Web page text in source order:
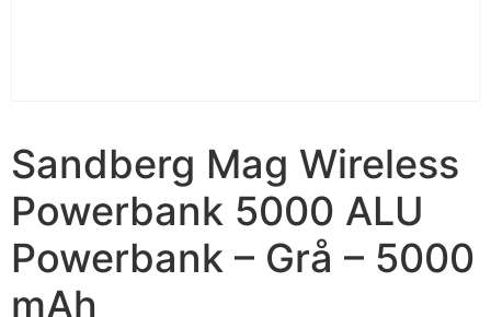
Sandberg Mag Wireless
Powerbank 5000 ALU
Powerbank – Grå – 5000
mAh